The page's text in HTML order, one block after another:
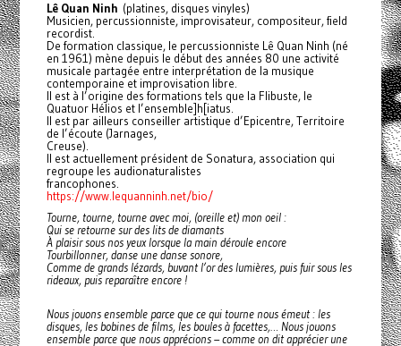
Lê Quan Ninh (platines, disques vinyles)
Musicien, percussionniste, improvisateur, compositeur, field
recordist.
De formation classique, le percussionniste Lê Quan Ninh (né
en 1961) mène depuis le début des années 80 une activité
musicale partagée entre interprétation de la musique
contemporaine et improvisation libre.
Il est à l’origine des formations tels que la Flibuste, le
Quatuor Hélios et l’ensemble]h[iatus.
Il est par ailleurs conseiller artistique d’Epicentre, Territoire
de l’écoute (Jarnages,
Creuse).
Il est actuellement président de Sonatura, association qui
regroupe les audionaturalistes
francophones.
https://www.lequanninh.net/bio/
Tourne, tourne, tourne avec moi, (oreille et) mon oeil :
Qui se retourne sur des lits de diamants
À plaisir sous nos yeux lorsque la main déroule encore
Tourbillonner, danse une danse sonore,
Comme de grands lézards, buvant l’or des lumières, puis fuir sous les
rideaux, puis reparaître encore !
Nous jouons ensemble parce que ce qui tourne nous émeut : les
disques, les bobines de films, les boules à facettes,… Nous jouons
ensemble parce que nous apprécions – comme on dit apprécier une